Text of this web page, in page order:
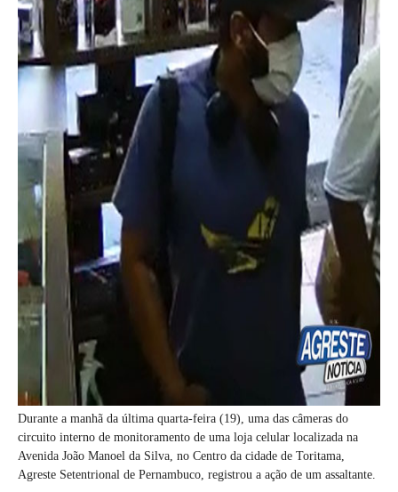
Durante a manhã da última quarta-feira (19), uma das câmeras do
circuito interno de monitoramento de uma loja celular localizada na
Avenida João Manoel da Silva, no Centro da cidade de Toritama,
Agreste Setentrional de Pernambuco, registrou a ação de um assaltante.